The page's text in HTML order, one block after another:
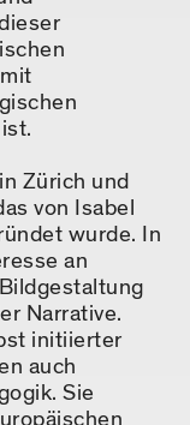
Zürich und
von Isabel
wurde. In
an
Narrative.
initiierter
auch
Sie